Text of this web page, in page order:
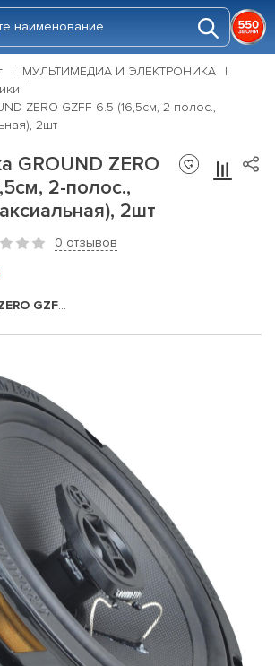
МУЛЬТИМЕДИА И ЭЛЕКТРОНИКА
ZERO GZFF 6.5 (16,5см, 2-полос.,
2шт
GROUND ZERO
2-полос.,
2шт
0 отзывов
GZFF 6.5